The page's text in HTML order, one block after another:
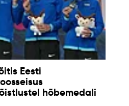
Eesti
hõbemedali